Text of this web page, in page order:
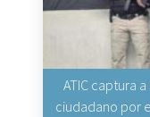
ATIC captura
ciudadano por